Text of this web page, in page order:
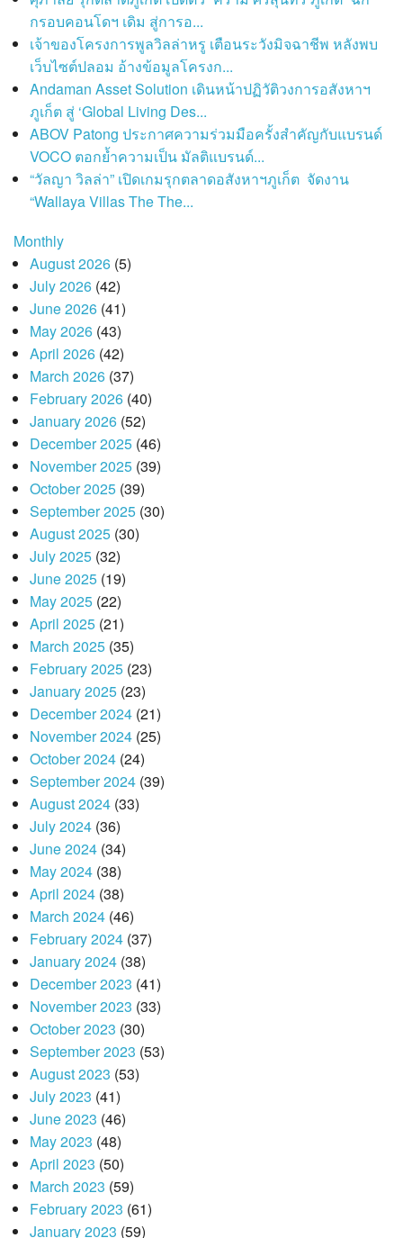
กรอบคอนโดฯ เดิม สู่การอ...
เจ้าของโครงการพูลวิลล่าหรู เตือนระวังมิจฉาชีพ หลังพบ
เว็บไซต์ปลอม อ้างข้อมูลโครงก...
Andaman Asset Solution เดินหน้าปฏิวัติวงการอสังหาฯ
ภูเก็ต สู่ ‘Global Living Des...
ABOV Patong ประกาศความร่วมมือครั้งสำคัญกับแบรนด์
VOCO ตอกย้ำความเป็น มัลติแบรนด์...
“วัลญา วิลล่า” เปิดเกมรุกตลาดอสังหาฯภูเก็ต จัดงาน
“Wallaya Villas The The...
Monthly
August 2026(5)
July 2026(42)
June 2026(41)
May 2026(43)
April 2026(42)
March 2026(37)
February 2026(40)
January 2026(52)
December 2025(46)
November 2025(39)
October 2025(39)
September 2025(30)
August 2025(30)
July 2025(32)
June 2025(19)
May 2025(22)
April 2025(21)
March 2025(35)
February 2025(23)
January 2025(23)
December 2024(21)
November 2024(25)
October 2024(24)
September 2024(39)
August 2024(33)
July 2024(36)
June 2024(34)
May 2024(38)
April 2024(38)
March 2024(46)
February 2024(37)
January 2024(38)
December 2023 (41)
November 2023 (33)
October 2023 (30)
September 2023 (53)
August 2023 (53)
July 2023 (41)
June 2023 (46)
May 2023 (48)
April 2023 (50)
March 2023 (59)
February 2023 (61)
January 2023 (59)